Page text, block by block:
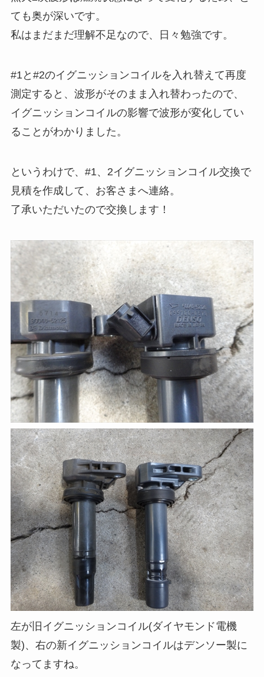
ても奥が深いです。
私はまだまだ理解不足なので、日々勉強です。
#1と#2のイグニッションコイルを入れ替えて再度
測定すると、波形がそのまま入れ替わったので、
イグニッションコイルの影響で波形が変化してい
ることがわかりました。
というわけで、#1、2イグニッションコイル交換で
見積を作成して、お客さまへ連絡。
了承いただいたので交換します！
左が旧イグニッションコイル(ダイヤモンド電機
製)、右の新イグニッションコイルはデンソー製に
なってますね。